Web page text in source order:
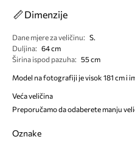
Dimenzije
Dane mjere za veličinu: S.
Duljina: 64 cm
Širina ispod pazuha: 55 cm
Model na fotografiji je visok 181 cm i
Veća veličina
Preporučamo da odaberete manju
Oznake